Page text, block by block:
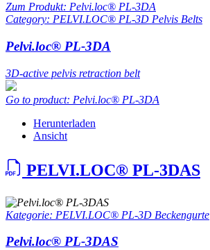
Zum Produkt: Pelvi.loc® PL-3DA
Category: PELVI.LOC® PL-3D Pelvis Belts
Pelvi.loc® PL-3DA
3D-active pelvis retraction belt
Go to product: Pelvi.loc® PL-3DA
Herunterladen
Ansicht
PELVI.LOC® PL-3DAS
Kategorie: PELVI.LOC® PL-3D Beckengurte
Pelvi.loc® PL-3DAS